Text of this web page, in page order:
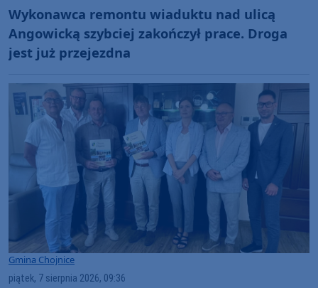
Wykonawca remontu wiaduktu nad ulicą
Angowicką szybciej zakończył prace. Droga
jest już przejezdna
Gmina Chojnice
piątek, 7 sierpnia 2026, 09:36